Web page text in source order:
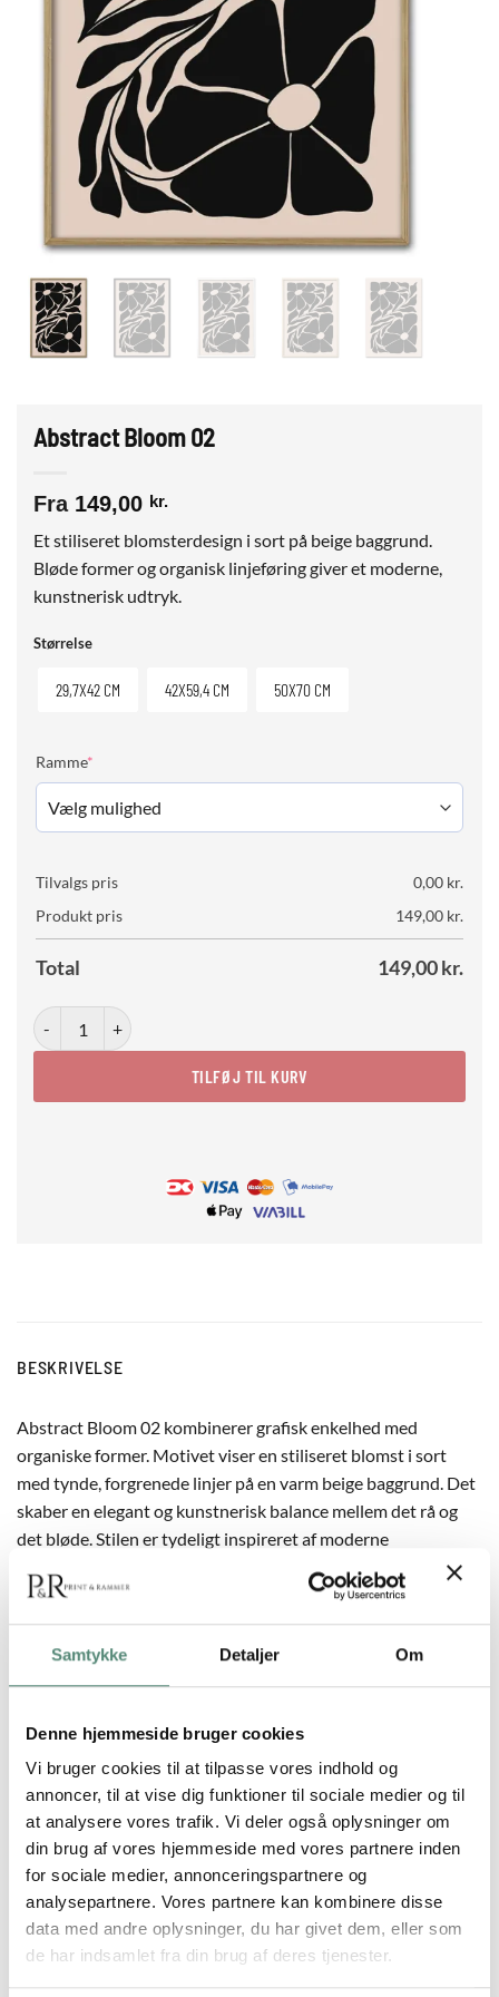
Samtykke Detaljer Om
Denne hjemmeside bruger cookies
Vi bruger cookies til at tilpasse vores indhold og
annoncer, til at vise dig funktioner til sociale medier og til
at analysere vores trafik. Vi deler også oplysninger om
din brug af vores hjemmeside med vores partnere inden
for sociale medier, annonceringspartnere og
analysepartnere. Vores partnere kan kombinere disse
data med andre oplysninger, du har givet dem, eller som
de har indsamlet fra din brug af deres tjenester.
Abstract Bloom 02
Fra 149,00 kr.
Et stiliseret blomsterdesign i sort på beige baggrund.
Bløde former og organisk linjeføring giver et moderne,
kunstnerisk udtryk.
Størrelse
29,7X42 CM 42X59,4 CM 50X70 CM
Ramme*
Tilvalgs pris 0,00 kr.
Produkt pris
149,00 kr.
Total 149,00kr.
Abstract Bloom 02 antal
TILFØJ TIL KURV
BESKRIVELSE
Abstract Bloom 02 kombinerer grafisk enkelhed med
organiske former. Motivet viser en stiliseret blomst i sort
med tynde, forgrenede linjer på en varm beige baggrund. Det
skaber en elegant og kunstnerisk balance mellem det rå og
det bløde. Stilen er tydeligt inspireret af moderne
plakatkunst og passer perfekt til en boligindretning med
fokus på naturlige materialer og dæmpede toner. Brug
plakaten alene som et blødt blikfang i soveværelset eller
kombiner den med Abstract Bloom 01 og 03 for at skabe en
YDERLIGERE INFORMATION
STØRRELSE 29,7×42 cm, 42×59,4 cm, 50×70 cm